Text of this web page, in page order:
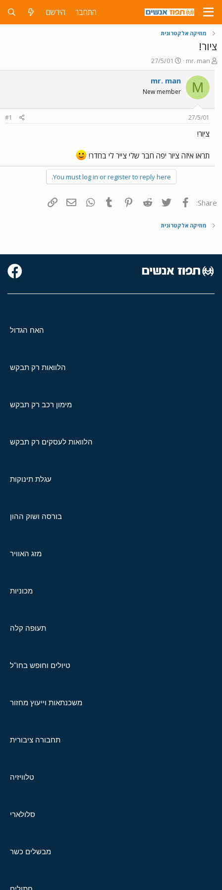
התחבר הירשם
מוזיקה אלקטרונית
ציור!
פ
ו
ת
ח
ה
ש
א
mr. man
פ
ו
ר
ס
ם
27/5/01
M
mr. man
New member
27/5/01
#1
ציור!
תראו איזה ציור יפה חבר שלי צייר לי בחדר!
You must log in or register to reply here.
Share: פייסבוק Twitter
Reddit
Pinterest
Tumblr
WhatsAppדואר אלקטרוני
מוזיקה אלקטרונית
האח הגדול
הלוואות רק תבקש
מימון רכב רק תבקש
הלוואות לעסקים רק תבקש
עגלת תינוקות
בורסה ושוק ההון
מזג האוויר
מכוניות
תעופה קלה
טיולים וחופש בחו"ל
משכנתאות וייעוץ מחזור
תחבורה ציבורית
טלוויזיה
סלולארי
מבשלים כשר